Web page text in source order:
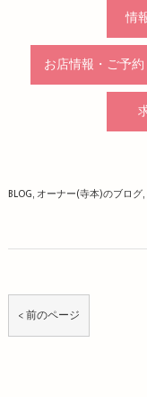
情
お店情報・ご予
BLOG オーナー(寺本)のブログ
< 前のページ